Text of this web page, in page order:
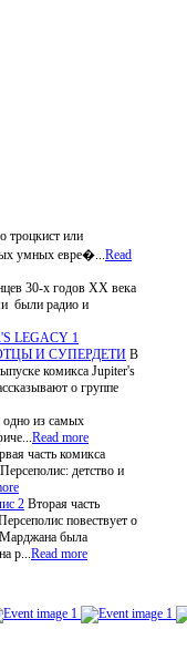
троцкист или
умных евре�...Read
30-х годов XX века
были радио и
LEGACY 1
И СУПЕРДЕТИ В
комикса Jupiter's
о группе
одно из самых
Read more
часть комикса
детство и
2 Вторая часть
повествует о
была
р...Read more